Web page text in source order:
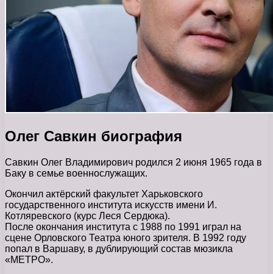
Олег Савкин биография
Савкин Олег Владимирович родился 2 июня 1965 года в
Баку в семье военнослужащих.
Окончил актёрский факультет Харьковского
государственного института искусств имени И.
Котляревского (курс Леся Сердюка).
После окончания института с 1988 по 1991 играл на
сцене Орловского Театра юного зрителя. В 1992 году
попал в Варшаву, в дублирующий состав мюзикла
«МЕТРО».